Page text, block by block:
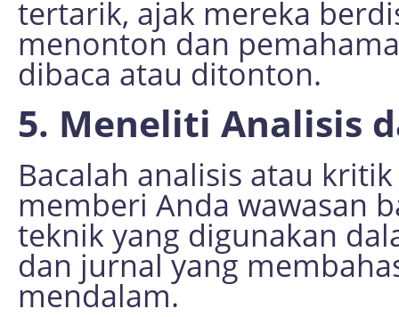
tertarik, ajak mereka
menonton dan
dibaca atau ditonton.
5. Meneliti Analisis
Bacalah analisis atau
memberi Anda wawasan
teknik yang digunakan
dan jurnal yang
mendalam.